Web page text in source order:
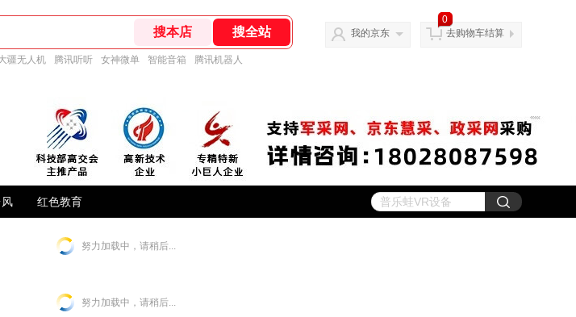
疆无人机 腾讯听听 女神微单 智能音箱 腾讯机器人
我的京东
0
去购物车结算
红色教育
努力加载中，请稍后...
努力加载中，请稍后...